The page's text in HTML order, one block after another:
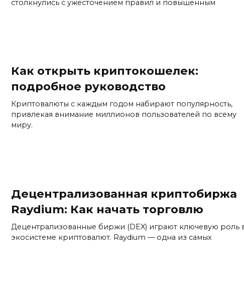
столкнулись с ужесточением правил и повышенным
Как открыть криптокошелек:
подробное руководство
Криптовалюты с каждым годом набирают популярность,
привлекая внимание миллионов пользователей по всему
миру.
Децентрализованная криптобиржа
Raydium: Как начать торговлю
Децентрализованные биржи (DEX) играют ключевую роль
экосистеме криптовалют. Raydium — одна из самых